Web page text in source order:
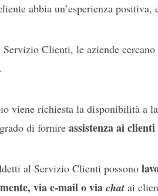
abbia un’esperienza positiva,
Clienti, le aziende
viene richiesta la disponibilità a
di fornire assistenza ai
al Servizio Clienti possono
via e-mail o via chatai